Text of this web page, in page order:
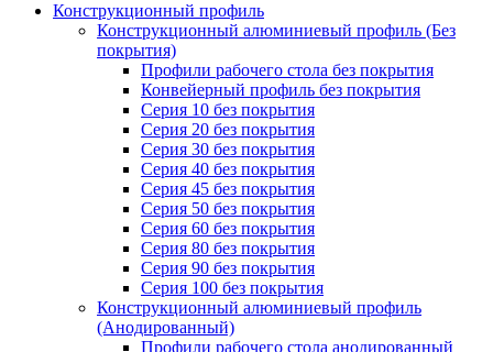
Конструкционный профиль
Конструкционный алюминиевый профиль (Без
покрытия)
Профили рабочего стола без покрытия
Конвейерный профиль без покрытия
Серия 10 без покрытия
Серия 20 без покрытия
Серия 30 без покрытия
Серия 40 без покрытия
Серия 45 без покрытия
Серия 50 без покрытия
Серия 60 без покрытия
Серия 80 без покрытия
Серия 90 без покрытия
Серия 100 без покрытия
Конструкционный алюминиевый профиль
(Анодированный)
Профили рабочего стола анодированный